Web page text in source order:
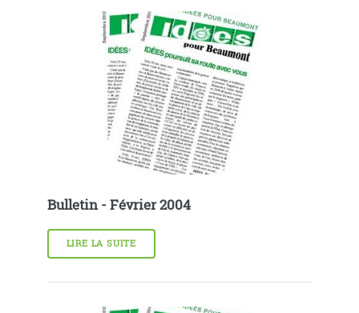
Bulletin - Février 2004
LIRE LA SUITE